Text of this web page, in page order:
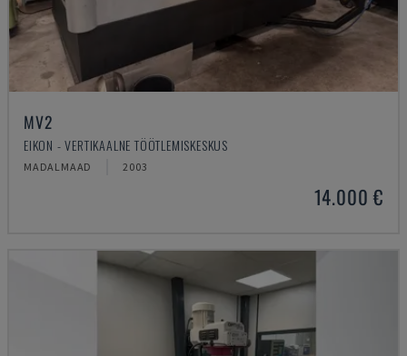
MV2
EIKON - VERTIKAALNE TÖÖTLEMISKESKUS
MADALMAAD 2003
14.000 €